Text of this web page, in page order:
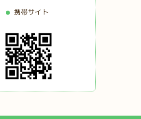
携帯サイト